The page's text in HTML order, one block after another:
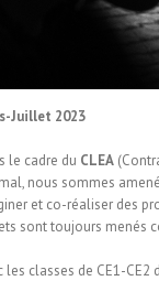
Juillet 2023
le cadre du CLEA
nous sommes
et co-réaliser des
sont toujours menés
les classes de CE1-